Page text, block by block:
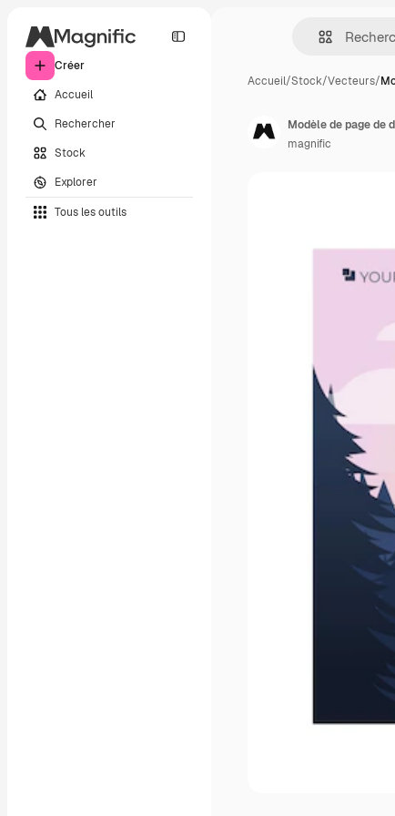
Créer
Accueil
Rechercher
Stock
Explorer
Tous les outils
Accueil/Stock/Vecteurs/
Modèle de page de
magnific